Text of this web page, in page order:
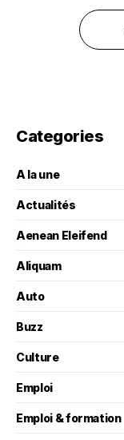
Categories
A la une
Actualités
Aenean Eleifend
Aliquam
Auto
Buzz
Culture
Emploi
Emploi & formation